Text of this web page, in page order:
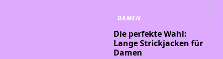
DAMEN
Die perfekte Wahl:
Lange Strickjacken für
Damen